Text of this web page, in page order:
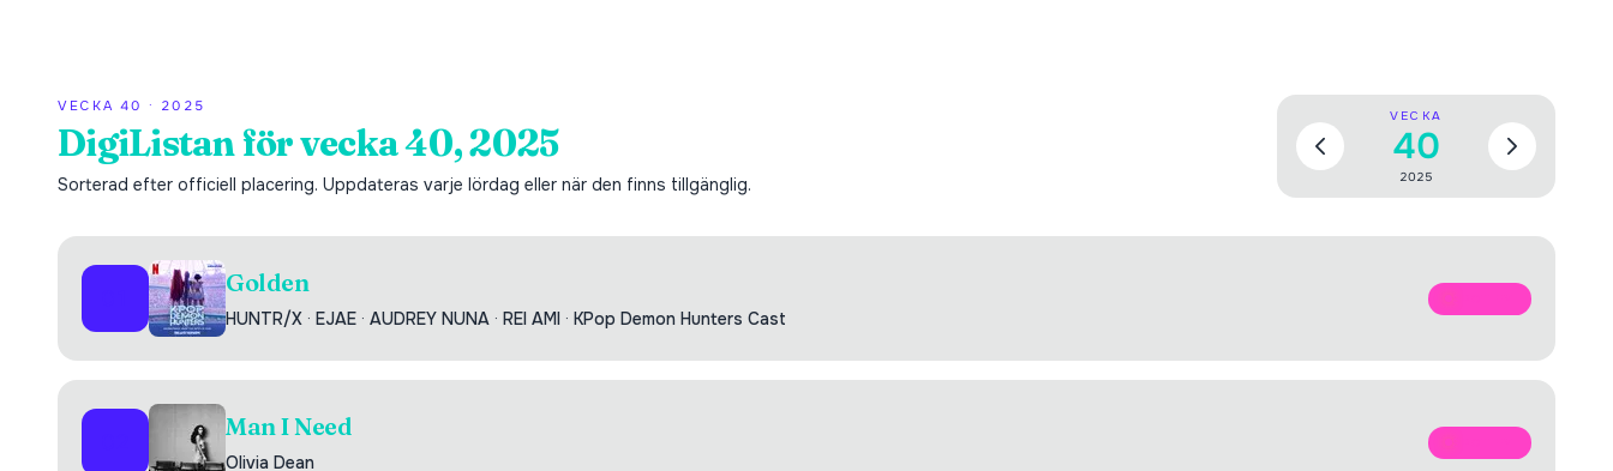
VECKA40 · 2025
DigiListan för vecka 40, 2025
Sorterad efter officiell placering. Uppdateras varje lördag eller när den finns tillgänglig.
VECKA
40
2025
Golden
HUNTR/X · EJAE · AUDREY NUNA · REI AMI · KPop Demon Hunters Cast
Man I Need
Olivia Dean